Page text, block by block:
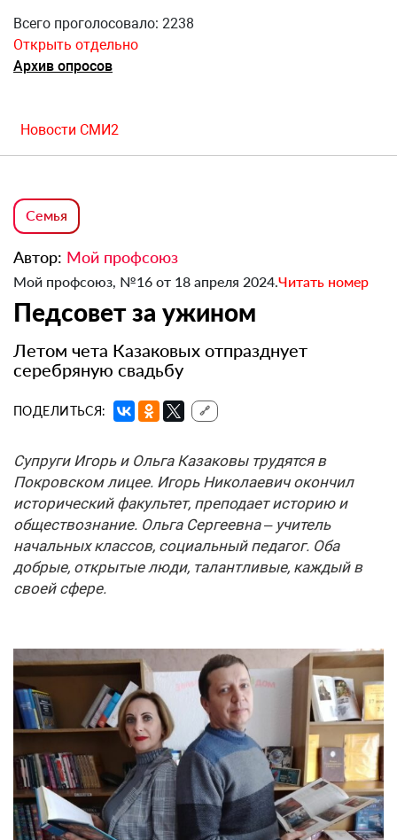
Всего проголосовало: 2238
Открыть отдельно
Архив опросов
Новости СМИ2
Семья
Автор: Мой профсоюз
Мой профсоюз, №16 от 18 апреля 2024. Читать номер
Педсовет за ужином
Летом чета Казаковых отпразднует
серебряную свадьбу
ПОДЕЛИТЬСЯ: 🔗
Супруги Игорь и Ольга Казаковы трудятся в
Покровском лицее. Игорь Николаевич окончил
исторический факультет, преподает историю и
обществознание. Ольга Сергеевна – учитель
начальных классов, социальный педагог. Оба
добрые, открытые люди, талантливые, каждый в
своей сфере.